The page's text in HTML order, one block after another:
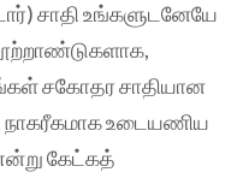
சாதி உங்களுடனேயே
சகோதர சாதியான
நாகரீகமாக உடையணிய
கேட்கத்